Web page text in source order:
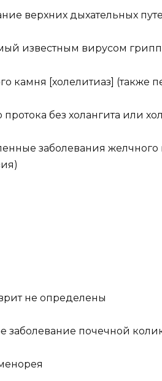
верхних дыхательных
известным вирусом
камня [холелитиаз] (также
без холангита или
заболевания желчного
не определены
заболевание почечной